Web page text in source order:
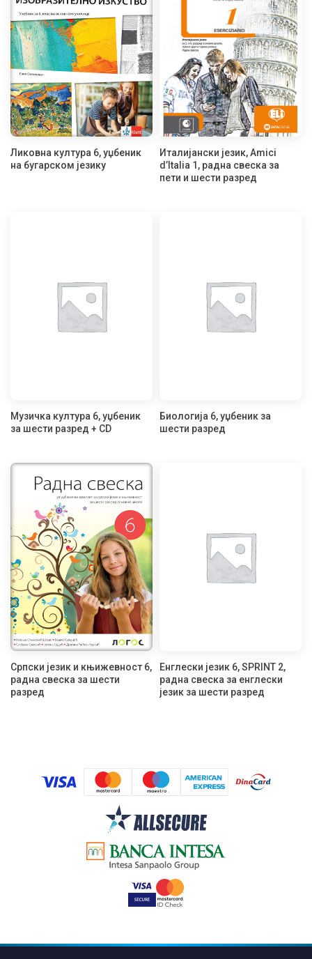
Ликовна култура 6, уџбеник
на бугарском језику
Италијански језик, Amici
d’Italia 1, радна свеска за
пети и шести разред
Музичка култура 6, уџбеник
за шести разред + CD
Биологија 6, уџбеник за
шести разред
Српски језик и књижевност 6,
радна свеска за шести
разред
Енглески језик 6, SPRINT 2,
радна свеска за енглески
језик за шести разред